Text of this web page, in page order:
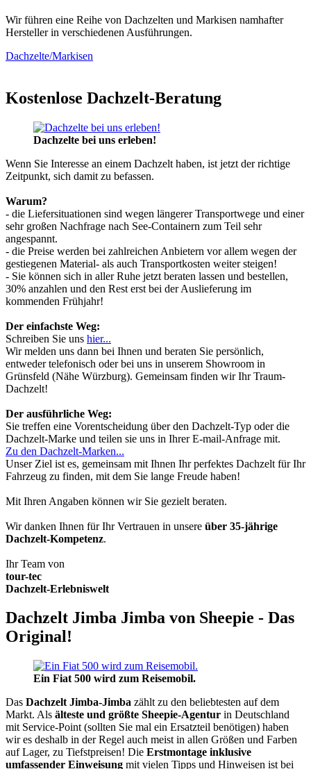
Wir führen eine Reihe von Dachzelten und Markisen namhafter
Hersteller in verschiedenen Ausführungen.
Dachzelte/Markisen
Kostenlose Dachzelt-Beratung
Dachzelte bei uns erleben!
Wenn Sie Interesse an einem Dachzelt haben, ist jetzt der richtige
Zeitpunkt, sich damit zu befassen.
Warum?
- die Liefersituationen sind wegen längerer Transportwege und einer
sehr großen Nachfrage nach See-Containern zum Teil sehr
angespannt.
- die Preise werden bei zahlreichen Anbietern vor allem wegen der
gestiegenen Material- als auch Transportkosten weiter steigen!
- Sie können sich in aller Ruhe jetzt beraten lassen und bestellen,
30% anzahlen und den Rest erst bei der Auslieferung im
kommenden Frühjahr!
Der einfachste Weg:
Schreiben Sie uns hier...
Wir melden uns dann bei Ihnen und beraten Sie persönlich,
entweder telefonisch oder bei uns in unserem Showroom in
Grünsfeld (Nähe Würzburg). Gemeinsam finden wir Ihr Traum-
Dachzelt!
Der ausführliche Weg:
Sie treffen eine Vorentscheidung über den Dachzelt-Typ oder die
Dachzelt-Marke und teilen sie uns in Ihrer E-mail-Anfrage mit.
Zu den Dachzelt-Marken...
Unser Ziel ist es, gemeinsam mit Ihnen Ihr perfektes Dachzelt für Ihr
Fahrzeug zu finden, mit dem Sie lange Freude haben!
Mit Ihren Angaben können wir Sie gezielt beraten.
Wir danken Ihnen für Ihr Vertrauen in unsere über 35-jährige
Dachzelt-Kompetenz.
Ihr Team von
tour-tec
Dachzelt-Erlebniswelt
Dachzelt Jimba Jimba von Sheepie - Das
Original!
Ein Fiat 500 wird zum Reisemobil.
Das Dachzelt Jimba-Jimba zählt zu den beliebtesten auf dem
Markt. Als älteste und größte Sheepie-Agentur in Deutschland
mit Service-Point (sollten Sie mal ein Ersatzteil benötigen) haben
wir es deshalb in der Regel auch meist in allen Größen und Farben
auf Lager, zu Tiefstpreisen! Die Erstmontage inklusive
umfassender Einweisung mit vielen Tipps und Hinweisen ist bei